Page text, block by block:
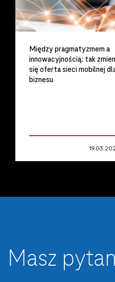
Między pragmatyzmem a
innowacyjnością: tak
się oferta sieci mobilnej
biznesu
Masz